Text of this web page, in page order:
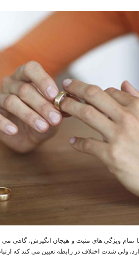
تمام ویژگی های مثبت و هیجان انگیزش، گاهی می
ولی شدت اختلاف در رابطه تعیین می کند که